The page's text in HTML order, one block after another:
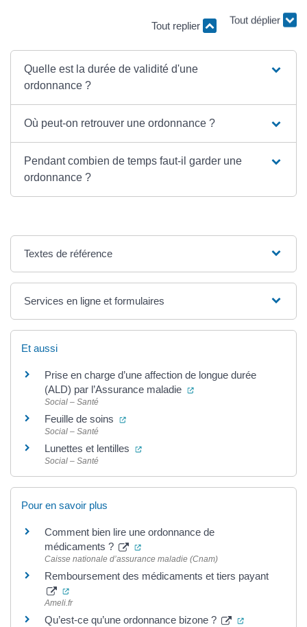
Tout replier
Quelle est la durée de validité d'une
ordonnance ?
Où peut-on retrouver une ordonnance ?
Pendant combien de temps faut-il garder une
ordonnance ?
Textes de référence
Services en ligne et formulaires
Et aussi
Prise en charge d’une affection de longue durée
(ALD) par l’Assurance maladie
(ouverture dans un
Social – Santé
Feuille de soins (ouverture dans un nouvel onglet)
Social – Santé
Lunettes et lentilles (ouverture dans un nouvel onglet)
Social – Santé
Pour en savoir plus
Comment bien lire une ordonnance de
médicaments ?
(ouverture dans un nouvel onglet)
Caisse nationale d’assurance maladie (Cnam)
Remboursement des médicaments et tiers payant
(ouverture dans un nouvel onglet)
Ameli.fr
Qu’est-ce qu’une ordonnance bizone ? (ouverture